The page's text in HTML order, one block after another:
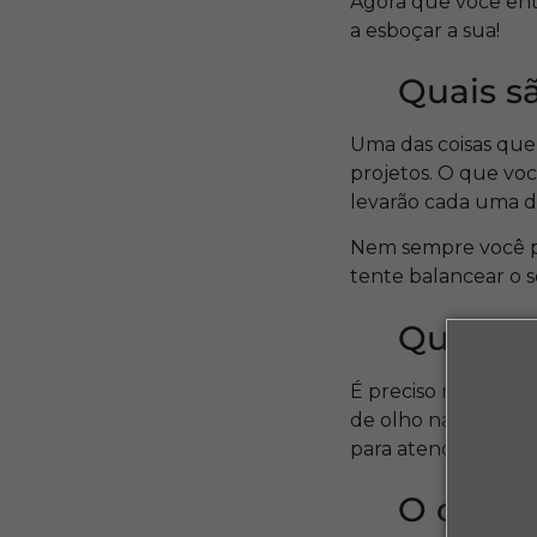
a esboçar a sua!
Quais
Uma das coisas
projetos. O que
levarão cada uma
Nem sempre você
tente balancear o
Quais
É preciso muito
de olho nas
para atender a
O que